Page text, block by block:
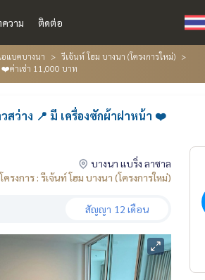
วาม ติดต่อ
อแบคบางนา
รีเจ้นท์ โฮม บางนา (โครงการใหม่)
❤️ค่าเช่า 11,000 บาท
สว่าง 📍 มี เครื่องซักผ้าฝาหน้า ❤️
บางนา แบริ่ง ลาซาล
โครงการ : รีเจ้นท์ โฮม บางนา (โครงการใหม่)
สัญญา 12 เดือน